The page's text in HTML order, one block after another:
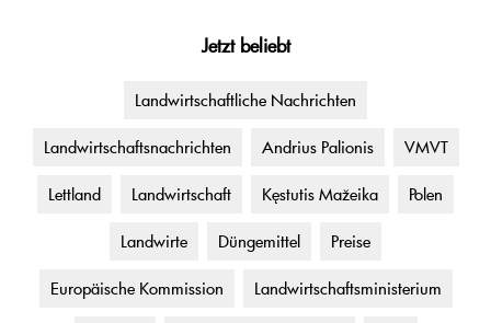
Jetzt beliebt
Landwirtschaftliche Nachrichten
Landwirtschaftsnachrichten Andrius Palionis VMVT
Lettland Landwirtschaft Kęstutis Mažeika Polen
Landwirte Düngemittel Preise
Europäische Kommission Landwirtschaftsministerium